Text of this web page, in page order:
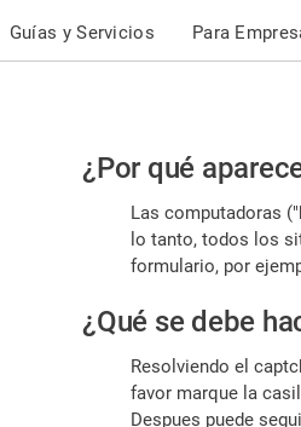
Guías y Servicios Para
Por
favor,
confirme
es
humano
¿Por qué
Las computadoras
lo tanto, todos los
formulario, por
¿Qué se debe
Resolviendo el
favor marque la
Despues puede